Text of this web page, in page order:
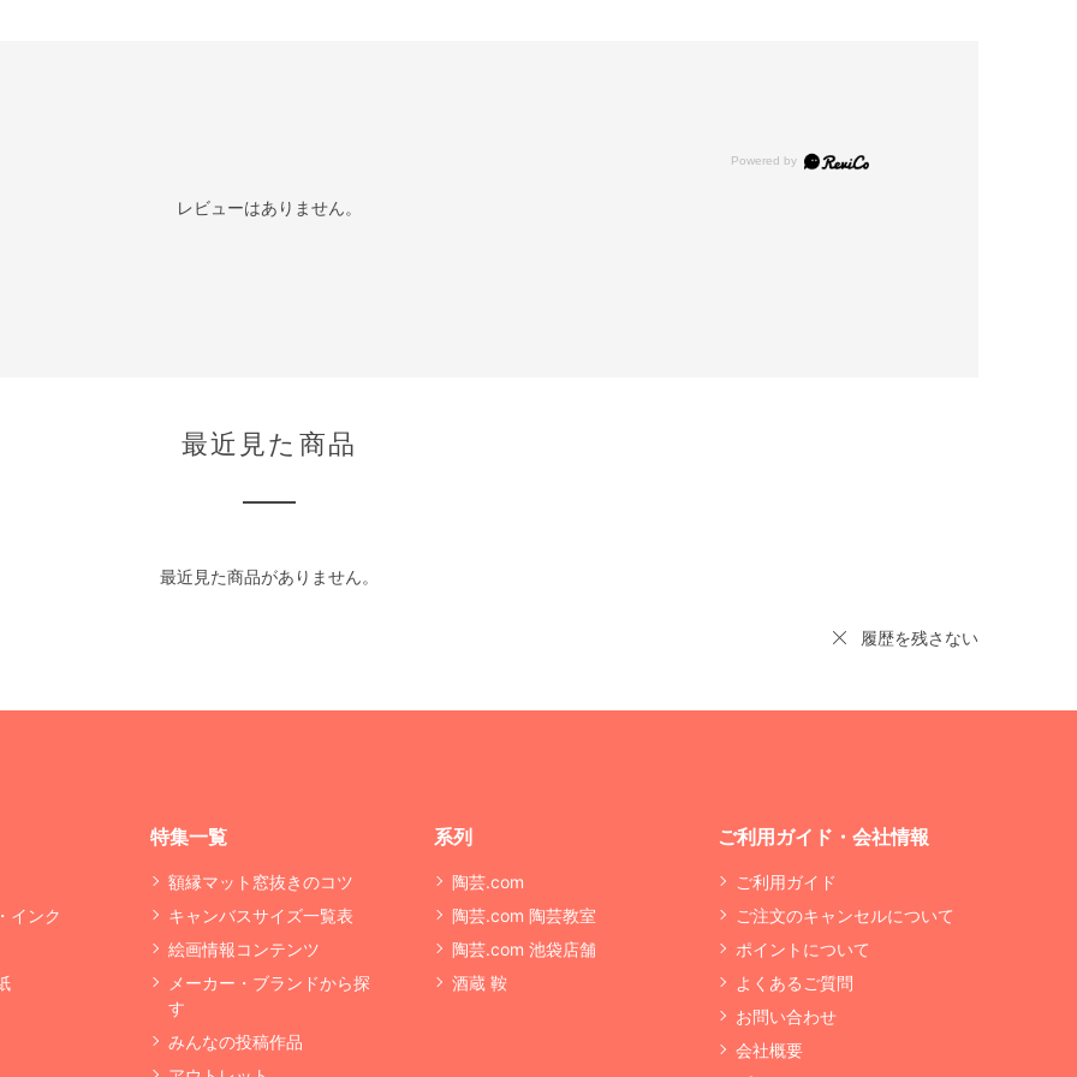
レビューはありません。
最近見た商品
最近見た商品がありません。
履歴を残さない
インク
特集一覧
額縁マット窓抜きのコツ
キャンバスサイズ一覧表
絵画情報コンテンツ
メーカー・ブランドから探
す
みんなの投稿作品
系列
陶芸.com
陶芸.com 陶芸教室
陶芸.com 池袋店舗
酒蔵 鞍
ご利用ガイド・会社情報
ご利用ガイド
ご注文のキャンセルについて
ポイントについて
よくあるご質問
お問い合わせ
会社概要